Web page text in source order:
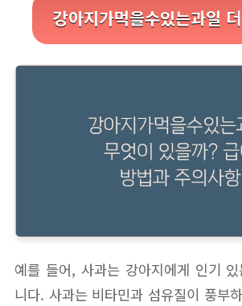
강아지가먹을수있는과일
예를 들어, 사과는 강아지에게 인기
니다. 사과는 비타민과 섬유질이 풍부